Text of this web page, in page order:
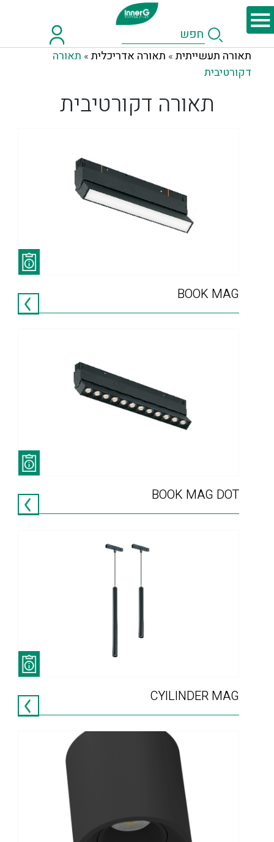
תאורה תעשייתית » תאורה אדריכלית » תאורה
דקורטיבית
תאורה דקורטיבית
BOOK MAG
BOOK MAG DOT
CYILINDER MAG